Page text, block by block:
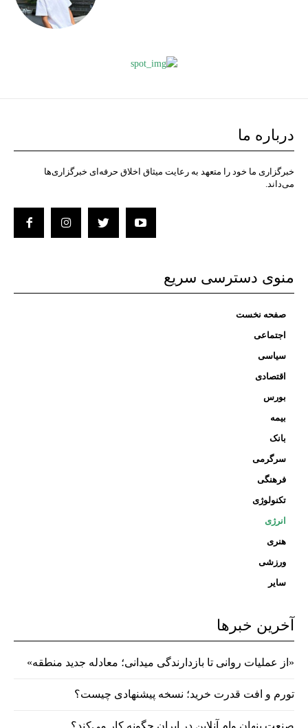
درباره ما
خبرگزاری ما خود را متعهد به رعایت میثاق اخلاق حرفه‌ای خبرگزاری‌ها
می‌داند.
منوی دسترسی سریع
صفحه نخست
اجتماعی
سیاسی
اقتصادی
بورس
بیمه
بانک
سرگرمی
فرهنگی
تکنولوژی
انرژی
هنری
ورزشی
سایر
آخرین خبرها
«از عملیات روانی تا بازدارندگی میدانی؛ معادله جدید منطقه»
تورم و افت قدرت خرید؛ نسخه پیشنهادی چیست؟
صنعت پنهان وام آنلاین در ایران چگونه کار می‌کند؟